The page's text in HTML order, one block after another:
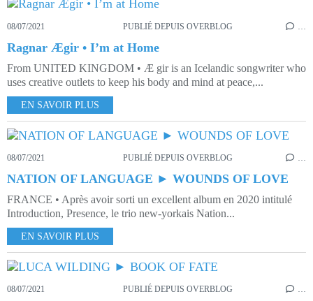
08/07/2021 PUBLIÉ DEPUIS OVERBLOG
Ragnar Ægir • I’m at Home
From UNITED KINGDOM • Æ gir is an Icelandic songwriter who
uses creative outlets to keep his body and mind at peace,...
EN SAVOIR PLUS
08/07/2021 PUBLIÉ DEPUIS OVERBLOG …
NATION OF LANGUAGE ► WOUNDS OF LOVE
FRANCE • Après avoir sorti un excellent album en 2020 intitulé
Introduction, Presence, le trio new-yorkais Nation...
EN SAVOIR PLUS
08/07/2021 PUBLIÉ DEPUIS OVERBLOG …